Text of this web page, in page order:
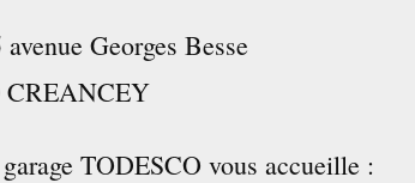
avenue Georges Besse
CREANCEY
TODESCO vous accueille :